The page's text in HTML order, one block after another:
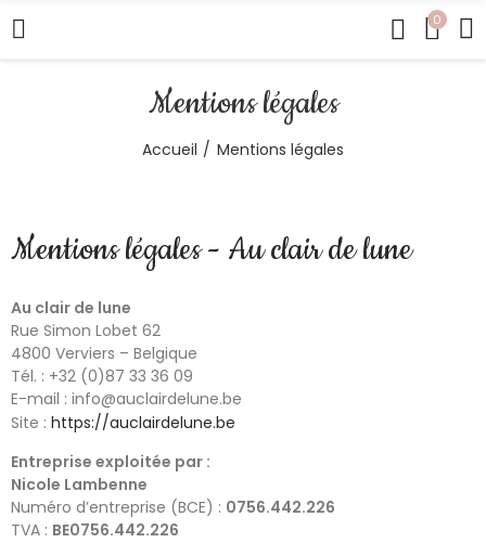
0
Mentions légales
Accueil Mentions légales
Mentions légales - Au clair de lune
Au clair de lune
Rue Simon Lobet 62
4800 Verviers – Belgique
Tél. : +32 (0)87 33 36 09
E-mail : info@auclairdelune.be
Site : https://auclairdelune.be
Entreprise exploitée par :
Nicole Lambenne
Numéro d’entreprise (BCE) : 0756.442.226
TVA : BE0756.442.226